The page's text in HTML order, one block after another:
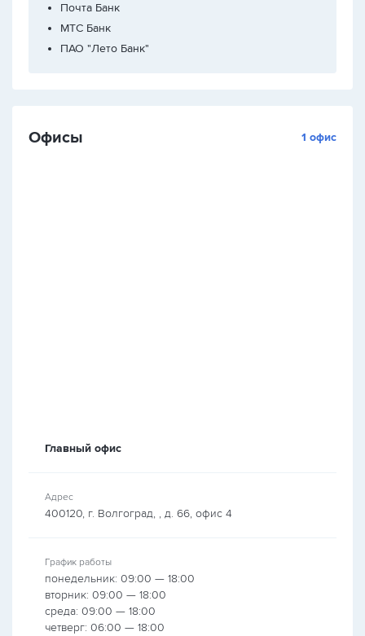
Почта Банк
МТС Банк
ПАО "Лето Банк"
Офисы 1 офис
Главный офис
Адрес
400120, г. Волгоград, , д. 66, офис 4
График работы
понедельник: 09:00 — 18:00
вторник: 09:00 — 18:00
среда: 09:00 — 18:00
четверг: 06:00 — 18:00